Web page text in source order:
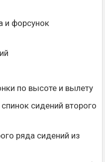
и форсунок
по высоте и вылету
сидений второго
ряда сидений из